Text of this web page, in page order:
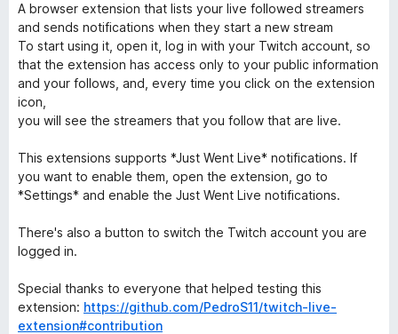
A browser extension that lists your live followed streamers
and sends notifications when they start a new stream
To start using it, open it, log in with your Twitch account, so
that the extension has access only to your public information
and your follows, and, every time you click on the extension
icon,
you will see the streamers that you follow that are live.
This extensions supports *Just Went Live* notifications. If
you want to enable them, open the extension, go to
*Settings* and enable the Just Went Live notifications.
There's also a button to switch the Twitch account you are
logged in.
Special thanks to everyone that helped testing this
extension: https://github.com/PedroS11/twitch-live-
extension#contribution